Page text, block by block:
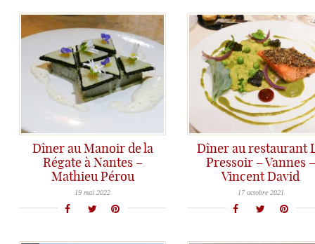
Dîner au Manoir de la
Régate à Nantes –
Mathieu Pérou
Le Manoir de la Régate fait partie de ces belles Maisons de famille qui respire le bonheur et la sérénité. Dans la banlieue de Nantes, la belle bâtisse prend place dans un cadre verdoyant au bord de l’Erdre, et Mathieu Pérou flirte avec l'Unami pour régaler nos papilles...
19 mai 2022
Dîner au restaurant
Pressoir – Vannes –
Vincent David
Bilan très mitigé pour ne pas dire déception au restaurant Le Pressoir à Vannes, une institution dans la région...
17 octobre 2021